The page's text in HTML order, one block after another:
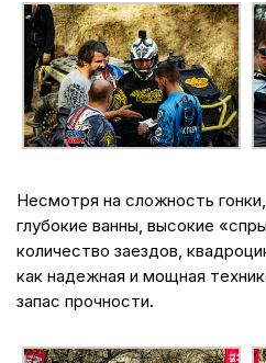
Несмотря на сложность
глубокие ванны, высокие
количество заездов,
как надежная и мощная
запас прочности.